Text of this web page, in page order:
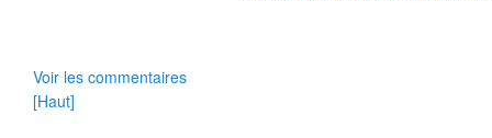
Voir les commentaires
[Haut]